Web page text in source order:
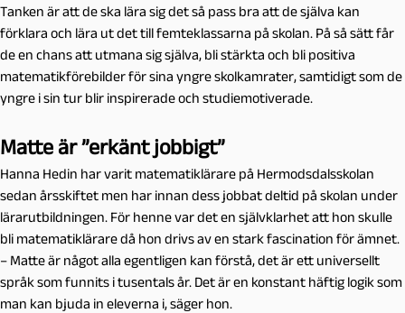
Tanken är att de ska lära sig det så pass bra att de själva kan
förklara och lära ut det till femteklassarna på skolan. På så sätt får
de en chans att utmana sig själva, bli stärkta och bli positiva
matematikförebilder för sina yngre skolkamrater, samtidigt som de
yngre i sin tur blir inspirerade och studiemotiverade.
Matte är ”erkänt jobbigt”
Hanna Hedin har varit matematiklärare på Hermodsdalsskolan
sedan årsskiftet men har innan dess jobbat deltid på skolan under
lärarutbildningen. För henne var det en självklarhet att hon skulle
bli matematiklärare då hon drivs av en stark fascination för ämnet.
– Matte är något alla egentligen kan förstå, det är ett universellt
språk som funnits i tusentals år. Det är en konstant häftig logik som
man kan bjuda in eleverna i, säger hon.